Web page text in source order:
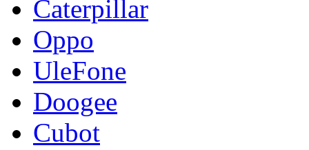
Caterpillar
Oppo
UleFone
Doogee
Cubot